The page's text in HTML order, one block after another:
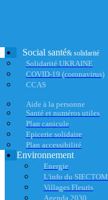
Social santé& solidarité
Solidarité UKRAINE
COVID-19 (coronavirus)
CCAS
Aide à la personne
Santé et numéros utiles
Plan canicule
Epicerie solidaire
Plan accessibilité
Environnement
Energie
L'info du SIECTOM
Villages Fleuris
Agenda 2030